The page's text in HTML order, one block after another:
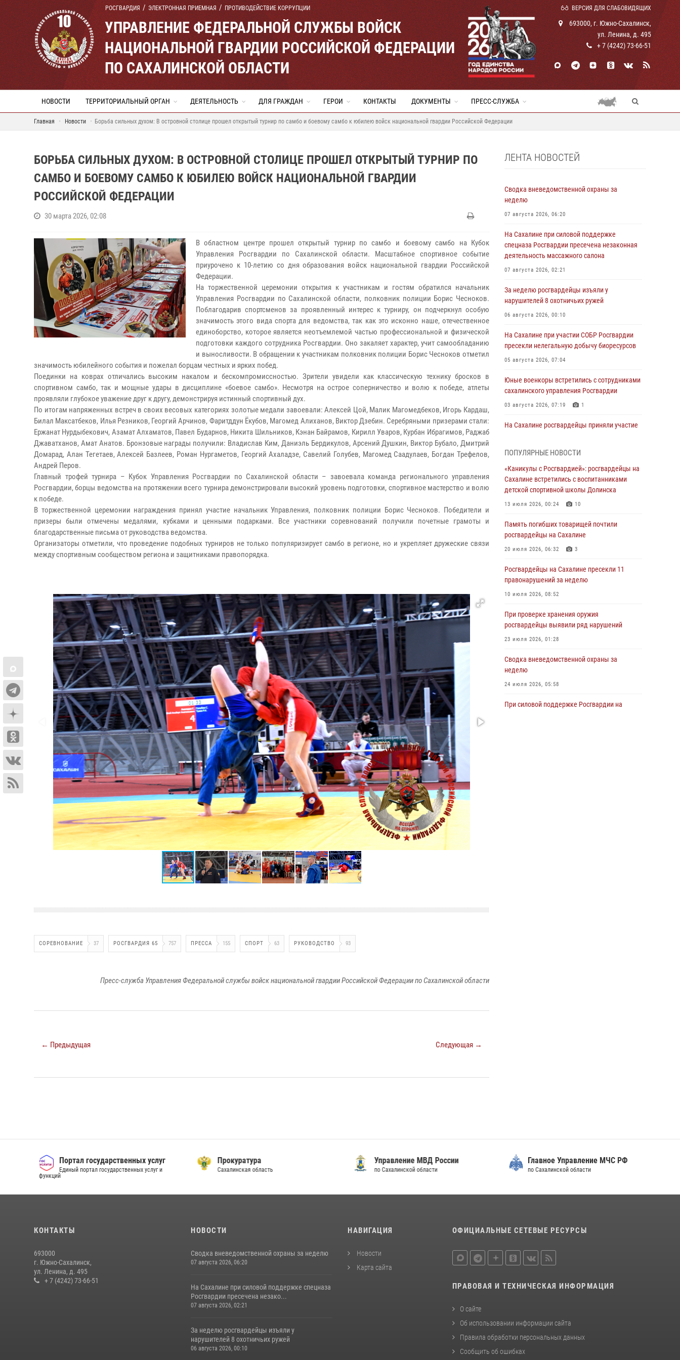
РОСГВАРДИЯ ЭЛЕКТРОННАЯ ПРИЕМНАЯ ПРОТИВОДЕЙСТВИЕ КОРРУПЦИИ ВЕРСИЯ ДЛЯ СЛАБОВИДЯЩИХ
УПРАВЛЕНИЕ ФЕДЕРАЛЬНОЙ СЛУЖБЫ ВОЙСК
НАЦИОНАЛЬНОЙ ГВАРДИИ РОССИЙСКОЙ ФЕДЕРАЦИИ
ПО САХАЛИНСКОЙ ОБЛАСТИ
693000, г. Южно-Сахалинск,
ул. Ленина, д. 495
+ 7 (4242) 73-66-51
НОВОСТИ ТЕРРИТОРИАЛЬНЫЙ ОРГАН ДЕЯТЕЛЬНОСТЬ ДЛЯ ГРАЖДАН ГЕРОИ КОНТАКТЫ ДОКУМЕНТЫ ПРЕСС-СЛУЖБА
Главная Новости Борьба сильных духом: В островной столице прошел открытый турнир по самбо и боевому самбо к юбилею войск национальной гвардии Российской Федерации
БОРЬБА СИЛЬНЫХ ДУХОМ: В ОСТРОВНОЙ СТОЛИЦЕ ПРОШЕЛ ОТКРЫТЫЙ ТУРНИР ПО
САМБО И БОЕВОМУ САМБО К ЮБИЛЕЮ ВОЙСК НАЦИОНАЛЬНОЙ ГВАРДИИ
РОССИЙСКОЙ ФЕДЕРАЦИИ
30 марта 2026, 02:08
В областном центре прошел открытый турнир по самбо и боевому самбо на Кубок
Управления Росгвардии по Сахалинской области. Масштабное спортивное событие
приурочено к 10-летию со дня образования войск национальной гвардии Российской
Федерации.
На торжественной церемонии открытия к участникам и гостям обратился начальник
Управления Росгвардии по Сахалинской области, полковник полиции Борис Чесноков.
Поблагодарив спортсменов за проявленный интерес к турниру, он подчеркнул особую
значимость этого вида спорта для ведомства, так как это исконно наше, отечественное
единоборство, которое является неотъемлемой частью профессиональной и физической
подготовки каждого сотрудника Росгвардии. Оно закаляет характер, учит самообладанию
и выносливости. В обращении к участникам полковник полиции Борис Чесноков отметил
значимость юбилейного события и пожелал борцам честных и ярких побед.
Поединки на коврах отличались высоким накалом и бескомпромиссностью. Зрители увидели как классическую технику бросков в
спортивном самбо, так и мощные удары в дисциплине «боевое самбо». Несмотря на острое соперничество и волю к победе, атлеты
проявляли глубокое уважение друг к другу, демонстрируя истинный спортивный дух.
По итогам напряженных встреч в своих весовых категориях золотые медали завоевали: Алексей Цой, Малик Магомедбеков, Игорь Кардаш,
Билал Максатбеков, Илья Резников, Георгий Арчинов, Фаритддун Ёкубов, Магомед Алиханов, Виктор Дзебин. Серебряными призерами стали:
Ержанат Нурдыбекович, Азамат Алхаматов, Павел Бударнов, Никита Шильников, Кэнан Байрамов, Кирилл Уваров, Курбан Ибрагимов, Раджаб
Джаватханов, Амат Анатов. Бронзовые награды получили: Владислав Ким, Даниэль Бердикулов, Арсений Душкин, Виктор Бубало, Дмитрий
Домарад, Алан Тегетаев, Алексей Базлеев, Роман Нургаметов, Георгий Ахаладзе, Савелий Голубев, Магомед Саадулаев, Богдан Трефелов,
Андрей Перов.
Главный трофей турнира – Кубок Управления Росгвардии по Сахалинской области – завоевала команда регионального управления
Росгвардии, борцы ведомства на протяжении всего турнира демонстрировали высокий уровень подготовки, спортивное мастерство и волю
к победе.
В торжественной церемонии награждения принял участие начальник Управления, полковник полиции Борис Чесноков. Победители и
призеры были отмечены медалями, кубками и ценными подарками. Все участники соревнований получили почетные грамоты и
благодарственные письма от руководства ведомства.
Организаторы отметили, что проведение подобных турниров не только популяризирует самбо в регионе, но и укрепляет дружеские связи
между спортивным сообществом региона и защитниками правопорядка.
СОРЕВНОВАНИЕ 37 РОСГВАРДИЯ 65 757 ПРЕССА 155 СПОРТ 63 РУКОВОДСТВО 93
Пресс-служба Управления Федеральной службы войск национальной гвардии Российской Федерации по Сахалинской области
← Предыдущая Следующая →
ЛЕНТА НОВОСТЕЙ
Сводка вневедомственной охраны за
неделю
07 августа 2026, 06:20
На Сахалине при силовой поддержке
спецназа Росгвардии пресечена незаконная
деятельность массажного салона
07 августа 2026, 02:21
За неделю росгвардейцы изъяли у
нарушителей 8 охотничьих ружей
06 августа 2026, 00:10
На Сахалине при участии СОБР Росгвардии
пресекли нелегальную добычу биоресурсов
05 августа 2026, 07:04
Юные военкоры встретились с сотрудниками
сахалинского управления Росгвардии
03 августа 2026, 07:19 1
На Сахалине росгвардейцы приняли участие
День образования тыловых подразделений
Росгвардии
31 июля 2026, 23:24
Сводка вневедомственной охраны за
неделю
31 июля 2026, 06:56
Сахалинские росгвардейцы стали лучшими
на чемпионате Восточного округа по
комплексному единоборству
В Управлении Росгвардии по Сахалинской
области прошли учебно-методические сборы
пунктов
30 июля 2026, 07:18
ПОПУЛЯРНЫЕ НОВОСТИ
«Каникулы с Росгвардией»: росгвардейцы на
Сахалине встретились с воспитанниками
детской спортивной школы Долинска
13 июля 2026, 00:24 10
Память погибших товарищей почтили
росгвардейцы на Сахалине
20 июля 2026, 06:32 3
Росгвардейцы на Сахалине пресекли 11
правонарушений за неделю
10 июля 2026, 08:52
При проверке хранения оружия
росгвардейцы выявили ряд нарушений
23 июля 2026, 01:28
Сводка вневедомственной охраны за
неделю
24 июля 2026, 05:58
При силовой поддержке Росгвардии на
Портал государственных услуг
Единый портал государственных услуг и
функций
Прокуратура
Сахалинская область
Управление МВД России
по Сахалинской области
Главное Управление МЧС РФ
по Сахалинской области
КОНТАКТЫ
693000
г. Южно-Сахалинск,
ул. Ленина, д. 495
+ 7 (4242) 73-66-51
НОВОСТИ
Сводка вневедомственной охраны за неделю
07 августа 2026, 06:20
На Сахалине при силовой поддержке спецназа
Росгвардии пресечена незако...
07 августа 2026, 02:21
За неделю росгвардейцы изъяли у
нарушителей 8 охотничьих ружей
06 августа 2026, 00:10
НАВИГАЦИЯ
Новости
Карта сайта
ОФИЦИАЛЬНЫЕ СЕТЕВЫЕ РЕСУРСЫ
ПРАВОВАЯ И ТЕХНИЧЕСКАЯ ИНФОРМАЦИЯ
О сайте
Об использовании информации сайта
Правила обработки персональных данных
Сообщить об ошибках